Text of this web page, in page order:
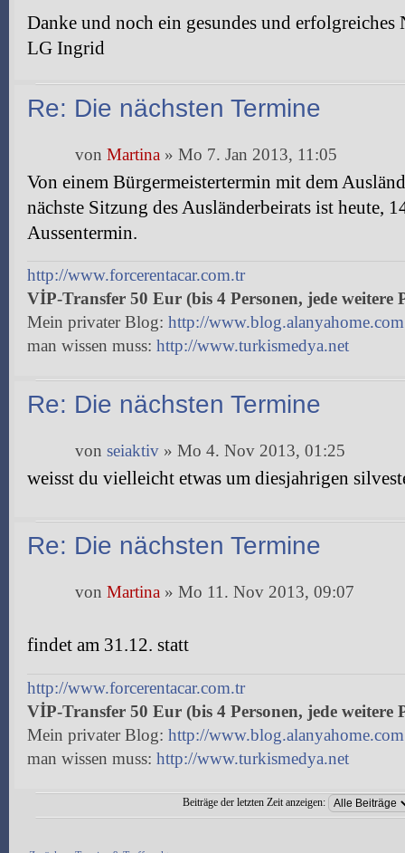
Danke und noch ein gesundes und erfolgreiches
LG Ingrid
Re: Die nächsten Termine
von Martina » Mo 7. Jan 2013, 11:05
Von einem Bürgermeistertermin mit dem
nächste Sitzung des Ausländerbeirats ist heute,
Aussentermin.
http://www.forcerentacar.com.tr
VİP-Transfer 50 Eur (bis 4 Personen, jede weitere
Mein privater Blog: http://www.blog.alanyahome.com
man wissen muss: http://www.turkismedya.net
Re: Die nächsten Termine
von seiaktiv » Mo 4. Nov 2013, 01:25
weisst du vielleicht etwas um diesjahrigen
Re: Die nächsten Termine
von Martina » Mo 11. Nov 2013, 09:07
findet am 31.12. statt
http://www.forcerentacar.com.tr
VİP-Transfer 50 Eur (bis 4 Personen, jede weitere
Mein privater Blog: http://www.blog.alanyahome.com
man wissen muss: http://www.turkismedya.net
Beiträge der letzten Zeit anzeigen: